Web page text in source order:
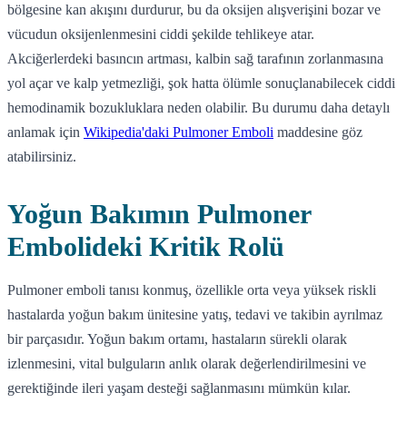
bölgesine kan akışını durdurur, bu da oksijen alışverişini bozar ve
vücudun oksijenlenmesini ciddi şekilde tehlikeye atar.
Akciğerlerdeki basıncın artması, kalbin sağ tarafının zorlanmasına
yol açar ve kalp yetmezliği, şok hatta ölümle sonuçlanabilecek ciddi
hemodinamik bozukluklara neden olabilir. Bu durumu daha detaylı
anlamak için Wikipedia'daki Pulmoner Emboli maddesine göz
atabilirsiniz.
Yoğun Bakımın Pulmoner
Embolideki Kritik Rolü
Pulmoner emboli tanısı konmuş, özellikle orta veya yüksek riskli
hastalarda yoğun bakım ünitesine yatış, tedavi ve takibin ayrılmaz
bir parçasıdır. Yoğun bakım ortamı, hastaların sürekli olarak
izlenmesini, vital bulguların anlık olarak değerlendirilmesini ve
gerektiğinde ileri yaşam desteği sağlanmasını mümkün kılar.